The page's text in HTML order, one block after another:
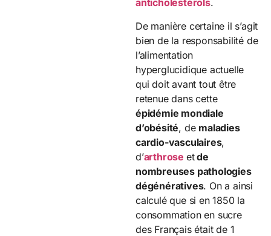
anticholestérols.
De manière certaine il s’agit
bien de la responsabilité de
l’alimentation
hyperglucidique actuelle
qui doit avant tout être
retenue dans cette
épidémie mondiale
d’obésité, de maladies
cardio-vasculaires,
d’arthrose etde
nombreuses pathologies
dégénératives. On a ainsi
calculé que si en 1850 la
consommation en sucre
des Français était de 1